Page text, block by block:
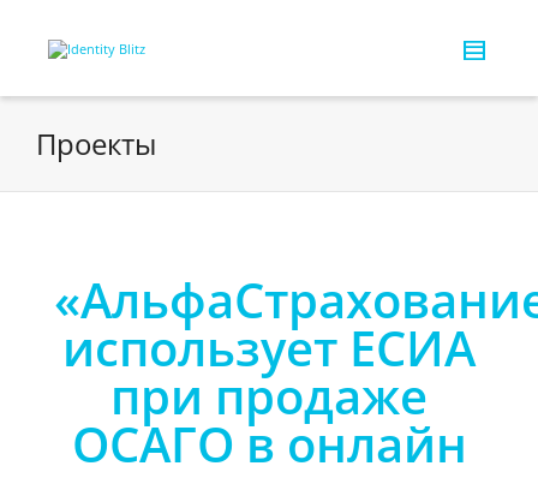
Проекты
использует ЕСИА
при продаже
ОСАГО в онлайн